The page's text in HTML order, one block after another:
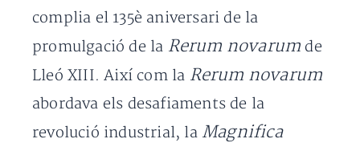
complia el 135è aniversari de la
promulgació de la Rerum novarum de
Lleó XIII. Així com la Rerum novarum
abordava els desafiaments de la
revolució industrial, la Magnifica